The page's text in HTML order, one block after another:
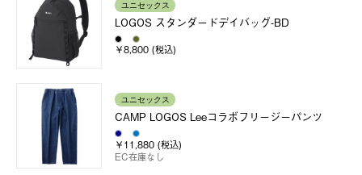
ユニセックス
LOGOS スタンダードデイバッグ-BD
￥8,800 (税込)
ユニセックス
CAMP LOGOS Leeコラボフリージーパンツ
￥11,880 (税込)
EC在庫なし